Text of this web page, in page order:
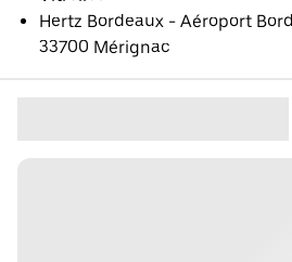
Hertz Bordeaux - Aéroport
33700 Mérignac